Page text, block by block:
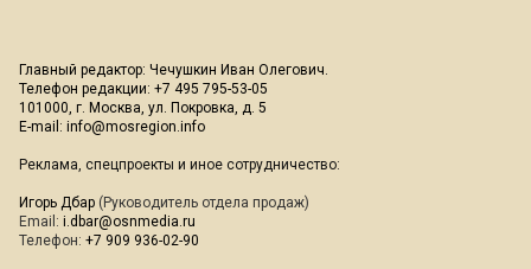
Главный редактор: Чечушкин Иван Олегович.
Телефон редакции: +7 495 795-53-05
101000, г. Москва, ул. Покровка, д. 5
E-mail: info@mosregion.info
Реклама, спецпроекты и иное сотрудничество:
Игорь Дбар (Руководитель отдела продаж)
Email: i.dbar@osnmedia.ru
Телефон: +7 909 936-02-90